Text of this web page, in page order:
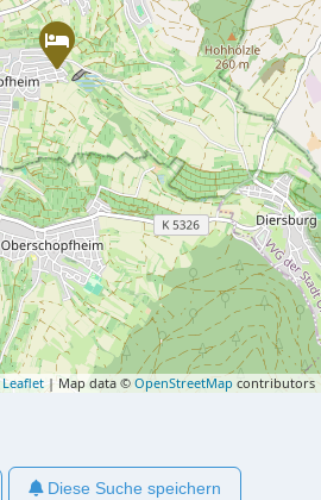
Leaflet| Map data © OpenStreetMap contributors
Diese Suche speichern